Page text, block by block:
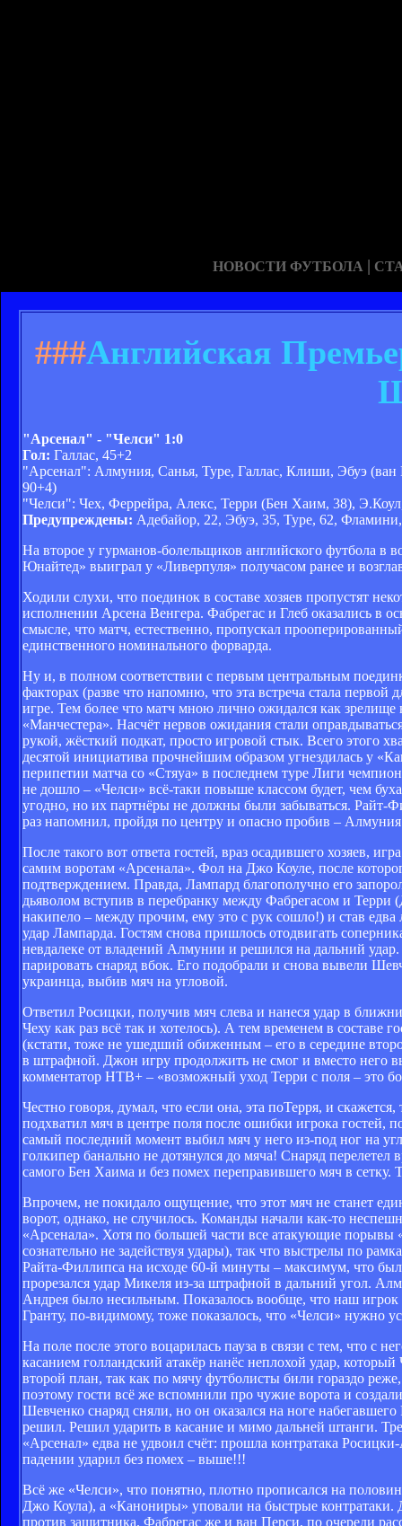
НОВОСТИ ФУТБОЛА |
###Английская
"Арсенал" - "Челси" 1:0
Гол: Галлас, 45+2
"Арсенал": Алмуния, Санья, Туре, Галлас, Клиши, Эбуэ
90+4)
"Челси": Чех, Феррейра, Алекс, Терри (Бен Хаим, 38),
Предупреждены: Адебайор, 22, Эбуэ, 35, Туре, 62,
На второе у гурманов-болельщиков английского футбола в
Юнайтед» выиграл у «Ливерпуля» получасом ранее и
Ходили слухи, что поединок в составе хозяев пропустят
исполнении Арсена Венгера. Фабрегас и Глеб оказались в
смысле, что матч, естественно, пропускал
единственного номинального форварда.
Ну и, в полном соответствии с первым центральным
факторах (разве что напомню, что эта встреча стала первой
игре. Тем более что матч мною лично ожидался как зрелище
«Манчестера». Насчёт нервов ожидания стали
рукой, жёсткий подкат, просто игровой стык. Всего этого
десятой инициатива прочнейшим образом угнездилась у
перипетии матча со «Стяуа» в последнем туре Лиги
не дошло – «Челси» всё-таки повыше классом будет, чем
угодно, но их партнёры не должны были забываться.
раз напомнил, пройдя по центру и опасно пробив –
После такого вот ответа гостей, враз осадившего хозяев,
самим воротам «Арсенала». Фол на Джо Коуле, после
подтверждением. Правда, Лампард благополучно его
дьяволом вступив в перебранку между Фабрегасом и Терри
накипело – между прочим, ему это с рук сошло!) и став
удар Лампарда. Гостям снова пришлось отодвигать
невдалеке от владений Алмунии и решился на дальний
парировать снаряд вбок. Его подобрали и снова вывели
украинца, выбив мяч на угловой.
Ответил Росицки, получив мяч слева и нанеся удар в
Чеху как раз всё так и хотелось). А тем временем в составе
(кстати, тоже не ушедший обиженным – его в середине
в штрафной. Джон игру продолжить не смог и вместо него
комментатор НТВ+ – «возможный уход Терри с поля – это
Честно говоря, думал, что если она, эта поТерря, и
подхватил мяч в центре поля после ошибки игрока гостей,
самый последний момент выбил мяч у него из-под ног на
голкипер банально не дотянулся до мяча! Снаряд перелетел
самого Бен Хаима и без помех переправившего мяч в сетку.
Впрочем, не покидало ощущение, что этот мяч не станет
ворот, однако, не случилось. Команды начали как-то
«Арсенала». Хотя по большей части все атакующие порывы
сознательно не задействуя удары), так что выстрелы по
Райта-Филлипса на исходе 60-й минуты – максимум, что
прорезался удар Микеля из-за штрафной в дальний угол.
Андрея было несильным. Показалось вообще, что наш игрок
Гранту, по-видимому, тоже показалось, что «Челси» нужно
На поле после этого воцарилась пауза в связи с тем, что
касанием голландский атакёр нанёс неплохой удар,
второй план, так как по мячу футболисты били гораздо
поэтому гости всё же вспомнили про чужие ворота и
Шевченко снаряд сняли, но он оказался на ноге
решил. Решил ударить в касание и мимо дальней штанги.
«Арсенал» едва не удвоил счёт: прошла контратака
падении ударил без помех – выше!!!
Всё же «Челси», что понятно, плотно прописался на
Джо Коула), а «Канониры» уповали на быстрые контратаки.
против защитника. Фабрегас же и ван Перси, по очереди